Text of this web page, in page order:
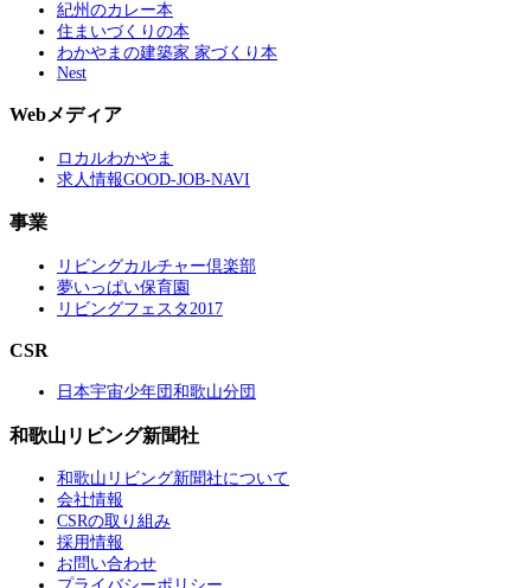
紀州のカレー本
住まいづくりの本
わかやまの建築家 家づくり本
Nest
Webメディア
ロカルわかやま
求人情報GOOD-JOB-NAVI
事業
リビングカルチャー倶楽部
夢いっぱい保育園
リビングフェスタ2017
CSR
日本宇宙少年団和歌山分団
和歌山リビング新聞社
和歌山リビング新聞社について
会社情報
CSRの取り組み
採用情報
お問い合わせ